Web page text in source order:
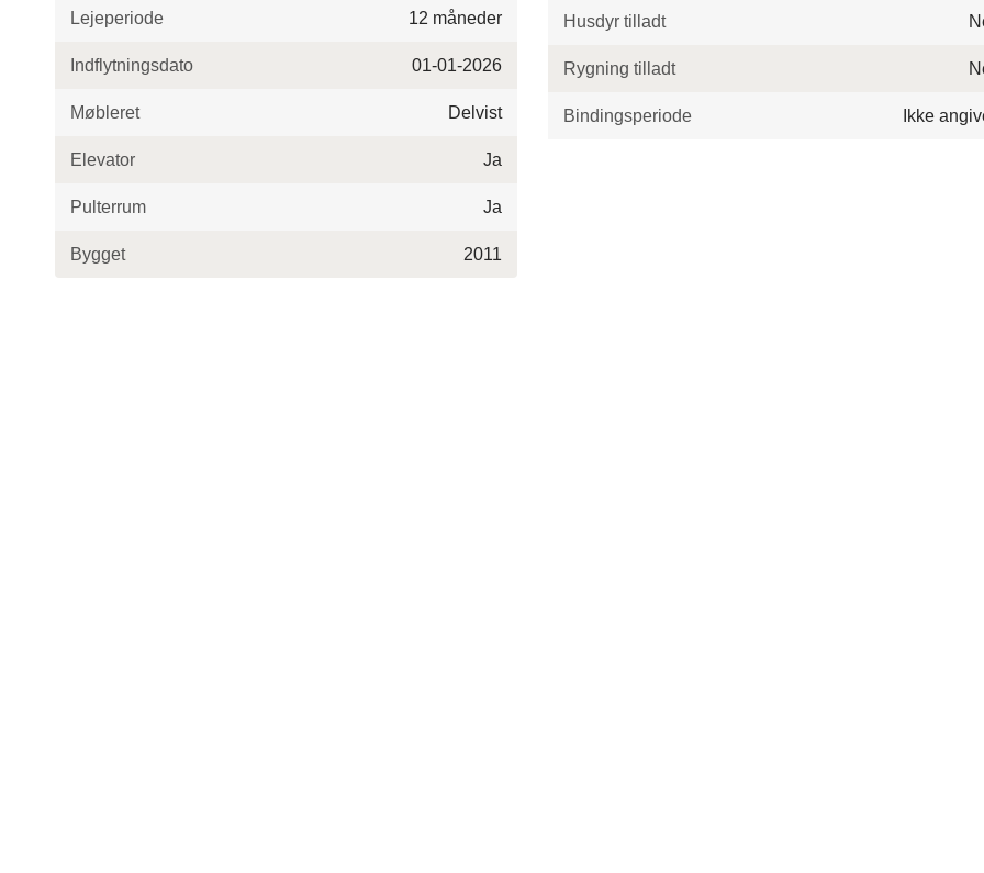
Lejeperiode 12 måneder
Indflytningsdato 01-01-2026
Møbleret Delvist
Elevator Ja
Pulterrum Ja
Bygget 2011
Husdyr tilladt
Rygning tilladt
Bindingsperiode Ikke